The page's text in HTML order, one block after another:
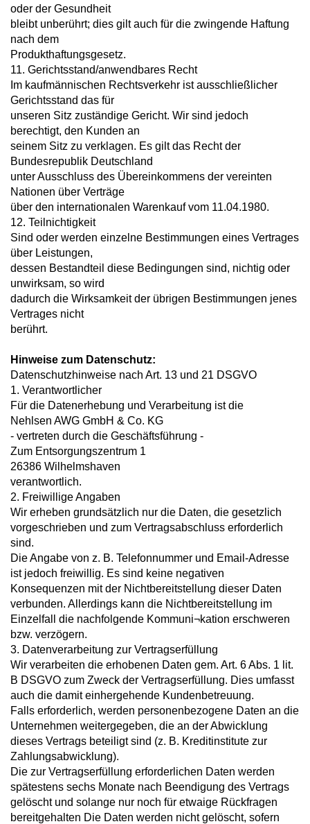
oder der Gesundheit
bleibt unberührt; dies gilt auch für die zwingende Haftung
nach dem
Produkthaftungsgesetz.
11. Gerichtsstand/anwendbares Recht
Im kaufmännischen Rechtsverkehr ist ausschließlicher
Gerichtsstand das für
unseren Sitz zuständige Gericht. Wir sind jedoch
berechtigt, den Kunden an
seinem Sitz zu verklagen. Es gilt das Recht der
Bundesrepublik Deutschland
unter Ausschluss des Übereinkommens der vereinten
Nationen über Verträge
über den internationalen Warenkauf vom 11.04.1980.
12. Teilnichtigkeit
Sind oder werden einzelne Bestimmungen eines Vertrages
über Leistungen,
dessen Bestandteil diese Bedingungen sind, nichtig oder
unwirksam, so wird
dadurch die Wirksamkeit der übrigen Bestimmungen jenes
Vertrages nicht
berührt.
Hinweise zum Datenschutz:
Datenschutzhinweise nach Art. 13 und 21 DSGVO
1. Verantwortlicher
Für die Datenerhebung und Verarbeitung ist die
Nehlsen AWG GmbH & Co. KG
- vertreten durch die Geschäftsführung -
Zum Entsorgungszentrum 1
26386 Wilhelmshaven
verantwortlich.
2. Freiwillige Angaben
Wir erheben grundsätzlich nur die Daten, die gesetzlich
vorgeschrieben und zum Vertragsabschluss erforderlich
sind.
Die Angabe von z. B. Telefonnummer und Email-Adresse
ist jedoch freiwillig. Es sind keine negativen
Konsequenzen mit der Nichtbereitstellung dieser Daten
verbunden. Allerdings kann die Nichtbereitstellung im
Einzelfall die nachfolgende Kommuni¬kation erschweren
bzw. verzögern.
3. Datenverarbeitung zur Vertragserfüllung
Wir verarbeiten die erhobenen Daten gem. Art. 6 Abs. 1 lit.
B DSGVO zum Zweck der Vertragserfüllung. Dies umfasst
auch die damit einhergehende Kundenbetreuung.
Falls erforderlich, werden personenbezogene Daten an die
Unternehmen weitergegeben, die an der Abwicklung
dieses Vertrags beteiligt sind (z. B. Kreditinstitute zur
Zahlungsabwicklung).
Die zur Vertragserfüllung erforderlichen Daten werden
spätestens sechs Monate nach Beendigung des Vertrags
gelöscht und solange nur noch für etwaige Rückfragen
bereitgehalten Die Daten werden nicht gelöscht, sofern